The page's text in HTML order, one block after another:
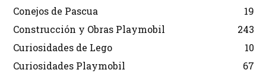
Conejos de Pascua
19
Construcción y Obras Playmobil
243
Curiosidades de Lego
10
Curiosidades Playmobil
67